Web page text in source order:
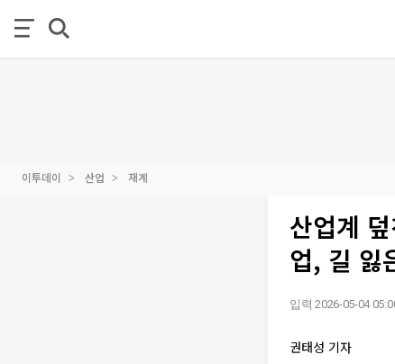
이투데이 산업 재계
산업계
업, 길 잃
입력 2026-05-04
권태성 기자